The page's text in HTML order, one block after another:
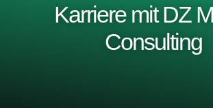
Karriere mit DZ
Consulting